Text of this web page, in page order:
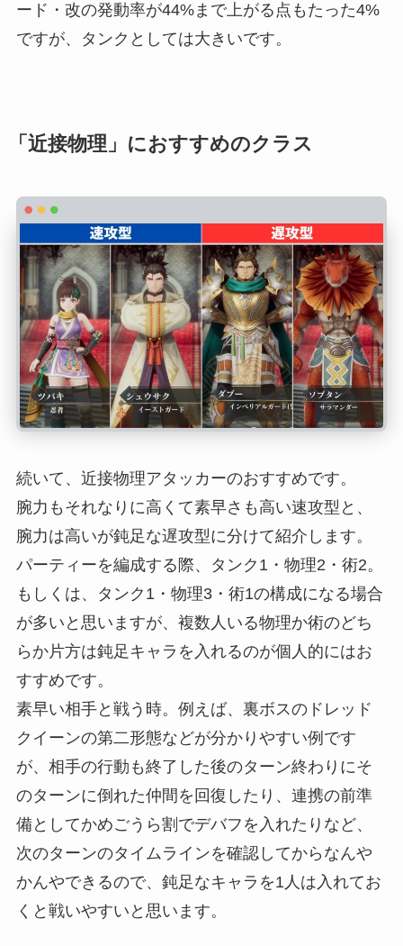
ード・改の発動率が44%まで上がる点もたった4%
ですが、タンクとしては大きいです。
「近接物理」におすすめのクラス
続いて、近接物理アタッカーのおすすめです。
腕力もそれなりに高くて素早さも高い速攻型と、
腕力は高いが鈍足な遅攻型に分けて紹介します。
パーティーを編成する際、タンク1・物理2・術2。
もしくは、タンク1・物理3・術1の構成になる場合
が多いと思いますが、複数人いる物理か術のどち
らか片方は鈍足キャラを入れるのが個人的にはお
すすめです。
素早い相手と戦う時。例えば、裏ボスのドレッド
クイーンの第二形態などが分かりやすい例です
が、相手の行動も終了した後のターン終わりにそ
のターンに倒れた仲間を回復したり、連携の前準
備としてかめごうら割でデバフを入れたりなど、
次のターンのタイムラインを確認してからなんや
かんやできるので、鈍足なキャラを1人は入れてお
くと戦いやすいと思います。